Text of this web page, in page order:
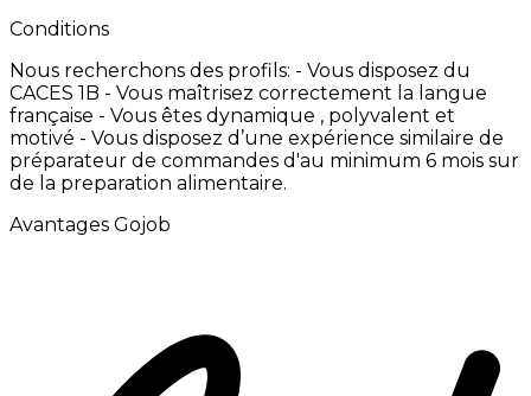
Conditions
Nous recherchons des profils: - Vous disposez du
CACES 1B - Vous maîtrisez correctement la langue
française - Vous êtes dynamique , polyvalent et
motivé - Vous disposez d’une expérience similaire de
préparateur de commandes d'au minimum 6 mois sur
de la preparation alimentaire.
Avantages Gojob